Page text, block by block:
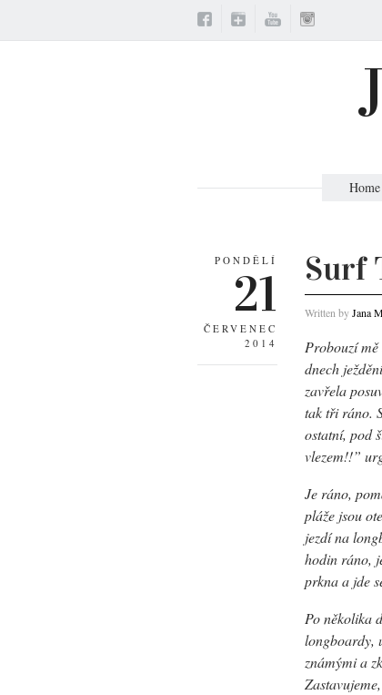
Home
PONDĚLÍ
21
ČERVENEC
2014
Surf
Written byJana
Probouzí
dnech
zavřela
tak tři ráno.
ostatní, pod
vlezem!!”
Je ráno,
pláže jsou
jezdí na
hodin ráno,
prkna a jde
Po několika
longboardy,
známými a